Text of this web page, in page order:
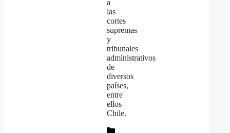
a
las
cortes
supremas
y
tribunales
administrativos
de
diversos
países,
entre
ellos
Chile.